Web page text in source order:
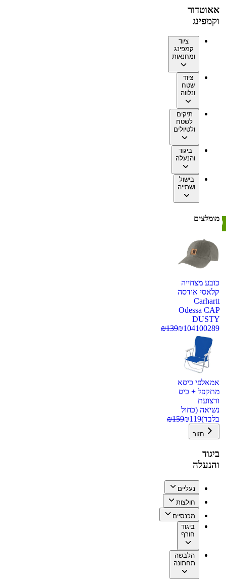
אאוטדור
וקמפינג
ציוד
קמפינג
ומחנאות
ציוד
שטח
ונלווה
תיקים
לשטח
ולטיולים
ביגוד
והנעלה
בישול
ושתייה
מומלצים
כובע מצחייה
קלאסי אודסה
Carhartt
Odessa CAP
DUSTY
100289
₪104
₪139
אמאלפי כיסא
מתקפל + כיס
ורצועת
נשיאה (כחול
בלבד)
₪119
₪159
חזור
ביגוד
והנעלה
נעליים
חולצות
מכנסיים
ביגוד
חורף
הלבשה
תחתונה